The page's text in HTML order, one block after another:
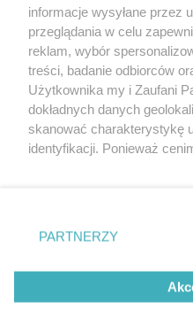
Nie zapomnij
zapoznać się z:
polityką prywatności
Twojemiasto
Piekary Śląskie
Chorzów
Tarnowskie Góry
Gliwice
informacje wysyłane przez
przeglądania w celu
reklam, wybór
treści, badanie odbiorców
Użytkownika my i Zaufani
dokładnych danych
skanować charakterystykę
identyfikacji. Ponieważ
prywatności znajdujący się
. Niektóre rodzaje
zgody użytkownika, ale
takiemu przetwarzaniu.
zastosowania tylko na tej
PARTNERZY